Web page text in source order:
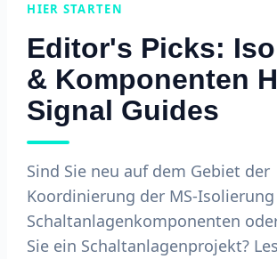
HIER STARTEN
Editor's Picks:
& Komponenten
Signal Guides
Sind Sie neu auf dem Gebiet der
Koordinierung der MS-
Schaltanlagenkomponenten
Sie ein Schaltanlagenprojekt?